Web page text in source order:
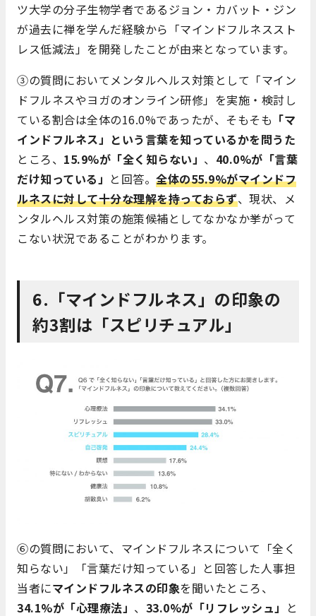
ツ大学の分子生物学者であるジョン・カバット・ジン
が過去に禅を学んだ経験から「マインドフルネススト
レス低減法」を開発したことが由来となっています。
③の質問においてメンタルヘルス対策として「マイン
ドフルネスやヨガのオンライン研修」を実施・検討し
ている割合は全体の16.0%であったが、そもそも 「マ
インドフルネス」という言葉を知っているかを問うた
ところ、 15.9%が「全く知らない」 、 40.0%が「言葉
だけ知っている」 と回答。 全体の55.9%がマインドフ
ルネスに対して十分な理解を持っておらず、現状、メ
ンタルヘルス対策の施策候補としてなかなか挙がって
こない状況であることがわかります。
6.「マインドフルネス」の印象の
約3割は「スピリチュアル」
⑥の質問において、マインドフルネスについて「全く
知らない」「言葉だけ知っている」と回答した人事担
当者にマインドフルネスの印象を聞いたところ、
34.1%が「心理療法」 、 33.0%が「リフレッシュ」 と